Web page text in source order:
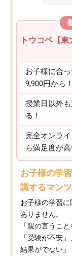
トウコベ【
お子様に合
9,900円から！
授業日以外
る！
完全オンラ
ら満足度が高
お子様の学
講するマン
お子様の学習
ありません。
「親の言うこ
「受験が不安
結果がでない